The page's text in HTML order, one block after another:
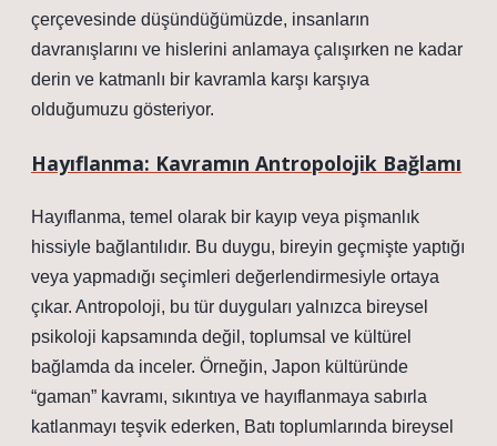
çerçevesinde düşündüğümüzde, insanların
davranışlarını ve hislerini anlamaya çalışırken ne kadar
derin ve katmanlı bir kavramla karşı karşıya
olduğumuzu gösteriyor.
Hayıflanma: Kavramın Antropolojik Bağlamı
Hayıflanma, temel olarak bir kayıp veya pişmanlık
hissiyle bağlantılıdır. Bu duygu, bireyin geçmişte yaptığı
veya yapmadığı seçimleri değerlendirmesiyle ortaya
çıkar. Antropoloji, bu tür duyguları yalnızca bireysel
psikoloji kapsamında değil, toplumsal ve kültürel
bağlamda da inceler. Örneğin, Japon kültüründe
“gaman” kavramı, sıkıntıya ve hayıflanmaya sabırla
katlanmayı teşvik ederken, Batı toplumlarında bireysel